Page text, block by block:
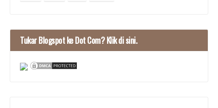
Tukar Blogspot ke Dot Com? Klik di sini.